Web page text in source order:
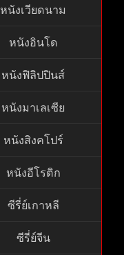
หนังเวียดนาม
หนังอินโด
หนังฟิลิปปินส์
หนังมาเลเซีย
หนังสิงคโปร์
หนังอีโรติก
ซีรี่ย์เกาหลี
ซีรี่ย์จีน